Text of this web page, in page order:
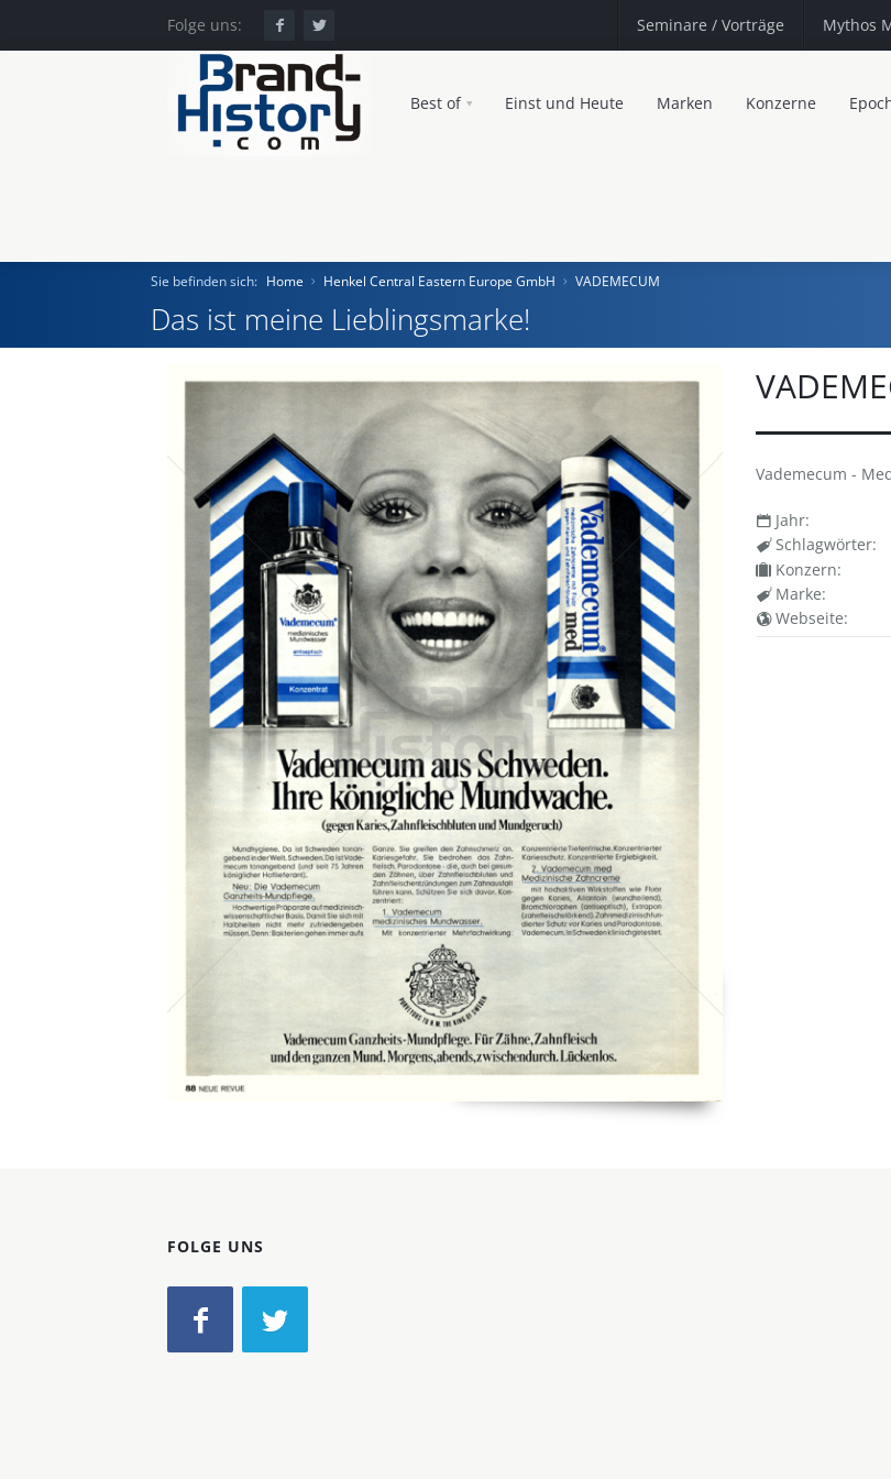
Folge uns: Seminare / Vorträge Mythos
Best of Einst und Heute Marken Konzerne
Marken
Konzerne
Epoche
Sie befinden sich: Home Henkel Central Eastern Europe GmbH VADEMECUM
Das ist meine Lieblingsmarke!
Vademecum -
Jahr:
Schlagwörter:
Konzern:
Marke:
Webseite:
FOLGE UNS